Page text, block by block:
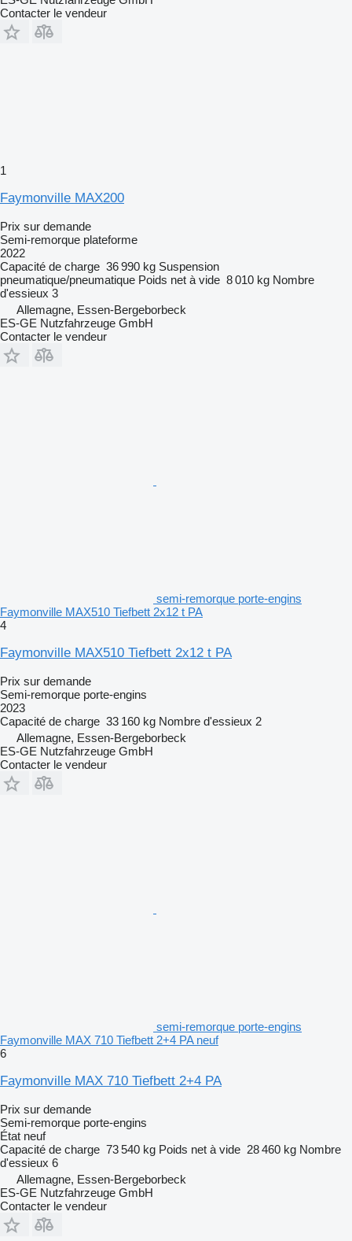
Contacter le vendeur
1
Faymonville MAX200
Prix sur demande
Semi-remorque plateforme
2022
Capacité de charge 36 990 kg Suspension
pneumatique/pneumatique Poids net à vide 8 010 kg Nombre
d'essieux 3
Allemagne, Essen-Bergeborbeck
ES-GE Nutzfahrzeuge GmbH
Contacter le vendeur
semi-remorque porte-engins
Faymonville MAX510 Tiefbett 2x12 t PA
4
Faymonville MAX510 Tiefbett 2x12 t PA
Prix sur demande
Semi-remorque porte-engins
2023
Capacité de charge 33 160 kg Nombre d'essieux 2
Allemagne, Essen-Bergeborbeck
ES-GE Nutzfahrzeuge GmbH
Contacter le vendeur
semi-remorque porte-engins
Faymonville MAX 710 Tiefbett 2+4 PA neuf
6
Faymonville MAX 710 Tiefbett 2+4 PA
Prix sur demande
Semi-remorque porte-engins
État neuf
Capacité de charge 73 540 kg Poids net à vide 28 460 kg Nombre
d'essieux 6
Allemagne, Essen-Bergeborbeck
ES-GE Nutzfahrzeuge GmbH
Contacter le vendeur